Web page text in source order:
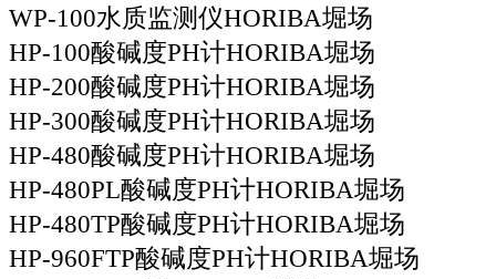
WP-100水质监测仪HORIBA堀场
HP-100酸碱度PH计HORIBA堀场
HP-200酸碱度PH计HORIBA堀场
HP-300酸碱度PH计HORIBA堀场
HP-480酸碱度PH计HORIBA堀场
HP-480PL酸碱度PH计HORIBA堀场
HP-480TP酸碱度PH计HORIBA堀场
HP-960FTP酸碱度PH计HORIBA堀场